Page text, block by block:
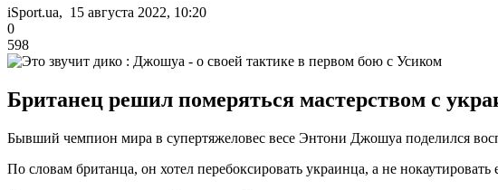
iSport.ua, 15 августа 2022, 10:20
0
598
Британец решил померяться мастерством с
Бывший чемпион мира в супертяжеловес весе Энтони Джошуа поделился
По словам британца, он хотел перебоксировать украинца, а не нокаутировать